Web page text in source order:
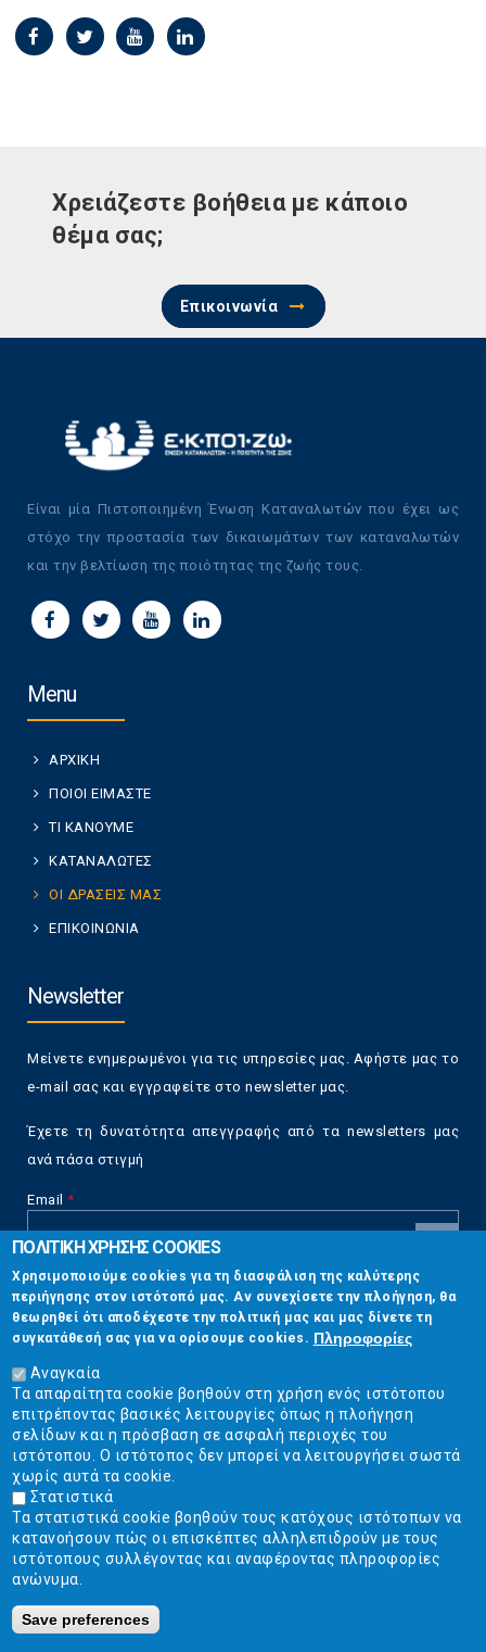
Χρειάζεστε βοήθεια με κάποιο
θέμα σας;
Επικοινωνία
Είναι μία Πιστοποιημένη Ένωση Καταναλωτών που έχει ως
στόχο την προστασία των δικαιωμάτων των καταναλωτών
και την βελτίωση της ποιότητας της ζωής τους.
Menu
ΑΡΧΙΚΗ
ΠΟΙΟΙ ΕΙΜΑΣΤΕ
ΤΙ ΚΑΝΟΥΜΕ
ΚΑΤΑΝΑΛΩΤΕΣ
ΟΙ ΔΡΑΣΕΙΣ ΜΑΣ
ΕΠΙΚΟΙΝΩΝΙΑ
Newsletter
Μείνετε ενημερωμένοι για τις υπηρεσίες μας. Αφήστε μας το
e-mail σας και εγγραφείτε στο newsletter μας.
Έχετε τη δυνατότητα απεγγραφής από τα newsletters μας
ανά πάσα στιγμή
Email *
CAPTCHA
This
question is
for testing
whether or
not you are a
human visitor
and to
prevent
automated
spam
submissions.
5+2
Επικοινωνία
Στουρνάρη 17, Αθήνα 10683
2103304444
info@ekpizo.gr
www.ekpizo.gr
Δευ - Πεμ:10:00 πμ - 2:00 μμ
Σάβ - Κυρ: Κλειστά
ΠΟΛΙΤΙΚΗ ΧΡΗΣΗΣ COOKIES
Χρησιμοποιούμε cookies για τη διασφάλιση της καλύτερης
περιήγησης στον ιστότοπό μας. Αν συνεχίσετε την πλοήγηση, θα
θεωρηθεί ότι αποδέχεστε την πολιτική μας και μας δίνετε τη
συγκατάθεσή σας για να ορίσουμε cookies. Πληροφορίες
Αναγκαία
Τα απαραίτητα cookie βοηθούν στη χρήση ενός ιστότοπου
επιτρέποντας βασικές λειτουργίες όπως η πλοήγηση
σελίδων και η πρόσβαση σε ασφαλή περιοχές του
ιστότοπου. Ο ιστότοπος δεν μπορεί να λειτουργήσει σωστά
χωρίς αυτά τα cookie.
Στατιστικά
Τα στατιστικά cookie βοηθούν τους κατόχους ιστότοπων να
κατανοήσουν πώς οι επισκέπτες αλληλεπιδρούν με τους
ιστότοπους συλλέγοντας και αναφέροντας πληροφορίες
ανώνυμα.
Save preferences